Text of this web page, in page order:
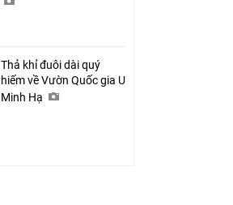
Thả khỉ đuôi dài quý
hiếm về Vườn Quốc gia U
Minh Hạ